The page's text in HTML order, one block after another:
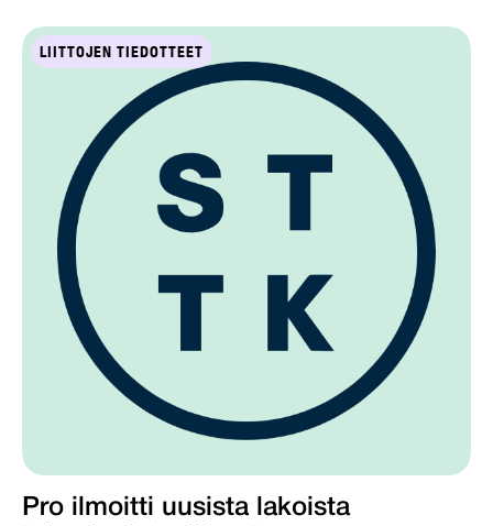
LIITTOJEN TIEDOTTEET
Pro ilmoitti uusista lakoista